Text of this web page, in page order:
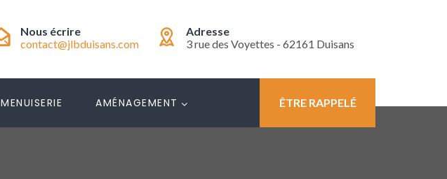
Nous écrire
contact@jlbduisans.com
Adresse
3 rue des Voyettes - 62161 Duisans
MENUISERIE AMÉNAGEMENT ÊTRE RAPPELÉ